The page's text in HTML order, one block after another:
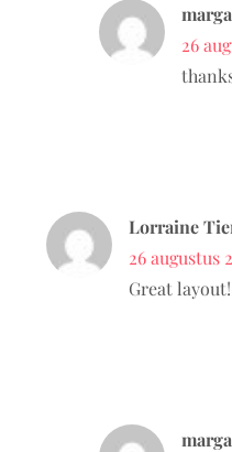
26
Lorraine
26 augustus
Great layout!